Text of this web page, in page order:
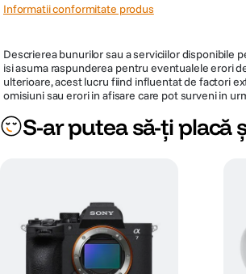
Informatii conformitate produs
Descrierea bunurilor sau a serviciilor disponibile
isi asuma raspunderea pentru eventualele erori
ulterioare, acest lucru fiind influentat de factori
omisiuni sau erori in afisare care pot surveni in
S-ar putea să-ți placă